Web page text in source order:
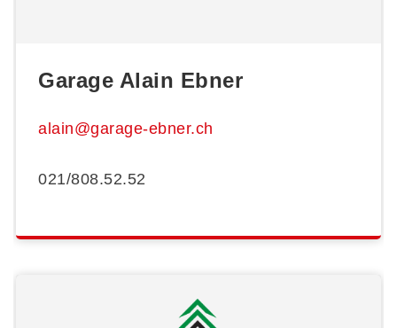
Garage Alain Ebner
alain@garage-ebner.ch
021/808.52.52